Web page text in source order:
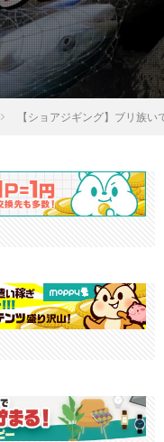
【ショアジギング】ブリ族